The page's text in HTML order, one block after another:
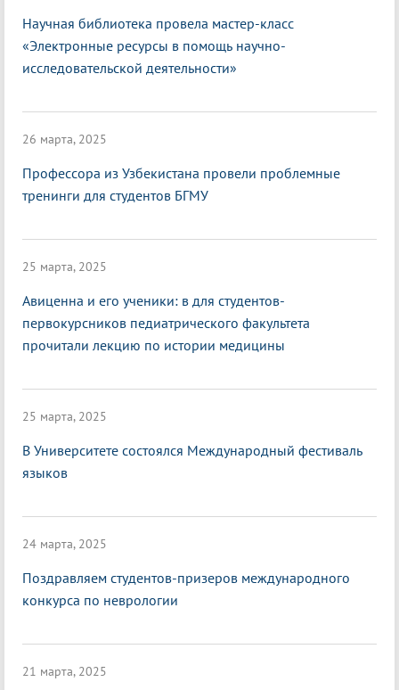
Научная библиотека провела мастер-класс
«Электронные ресурсы в помощь научно-
исследовательской деятельности»
26 марта, 2025
Профессора из Узбекистана провели проблемные
тренинги для студентов БГМУ
25 марта, 2025
Авиценна и его ученики: в для студентов-
первокурсников педиатрического факультета
прочитали лекцию по истории медицины
25 марта, 2025
В Университете состоялся Международный фестиваль
языков
24 марта, 2025
Поздравляем студентов-призеров международного
конкурса по неврологии
21 марта, 2025